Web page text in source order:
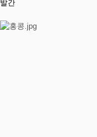
발간